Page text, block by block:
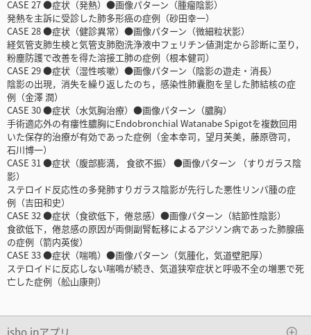
CASE 27 ●症状（発熱）●画像パターン（腫瘤陰影）
発熱を主訴に受診した肺多形癌の症例（砂田幸一）
CASE 28 ●症状（健診異常）●画像パターン（微細粒状影）
経気管支肺生検と気管支肺胞洗浄液中フェリチン値測定から診断に至り，
粉塵防護で改善を得た溶接工肺の症例（根本健司）
CASE 29 ●症状（湿性咳嗽）●画像パターン（陰影の遊走・消長）
陰影の出現，消失を繰り返したのち，感染性肺囊胞を呈した肺結核の症
例（金澤 潤）
CASE 30 ●症状（水気胸治療）●画像パターン（膿胸）
手術適応外の有瘻性膿胸にEndobronchial Watanabe Spigotを複数回用
いた保存的治療が有効であった症例（金本幸司，望月芙美，藤原啓司，
石川博一）
CASE 31 ●症状（腹部膨満， 食欲不振） ●画像パターン （すりガラス陰
影）
ステロイド反応性の多発肺すりガラス陰影が先行した悪性リンパ腫の症
例（吉田和史）
CASE 32 ●症状（食欲低下，倦怠感）●画像パターン（結節性陰影）
食欲低下，倦怠感の原因が両側副腎転移によるアジソン病であった肺腺癌
の症例（箭内英俊）
CASE 33 ●症状（喘鳴）●画像パターン（気腫化，気道壁肥厚）
ステロイドに反応しない喘鳴が続き、気道狭窄症状と呼吸不全の増悪で死
亡した症例（舩山康則）
isho.jpアプリ